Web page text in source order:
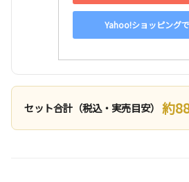
Yahoo!ショッピング
セット合計（税込・実売目安） 約